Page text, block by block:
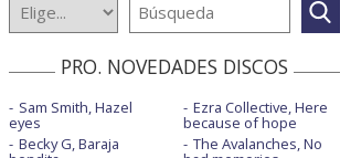
PRO. NOVEDADES DISCOS
Sam Smith, Hazel
eyes
Becky G, Baraja
Ezra Collective, Here
because of hope
The Avalanches, No